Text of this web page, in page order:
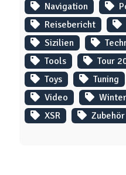
Navigation
Reisebericht
Sizilien
Tools
Tour
Toys
Tuning
Video
Winter
XSR
Zubehör